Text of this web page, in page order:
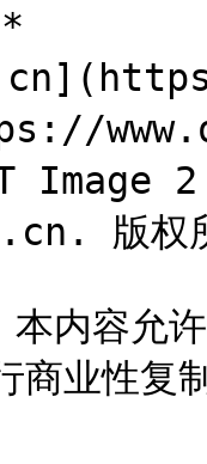
版权
内容允